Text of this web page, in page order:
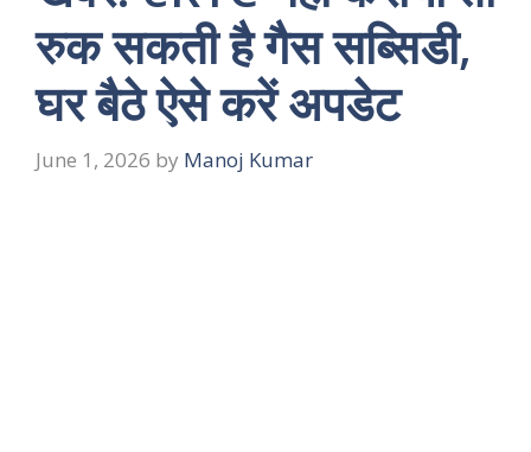
रुक सकती है गैस सब्सिडी,
घर बैठे ऐसे करें अपडेट
June 1, 2026 by Manoj Kumar